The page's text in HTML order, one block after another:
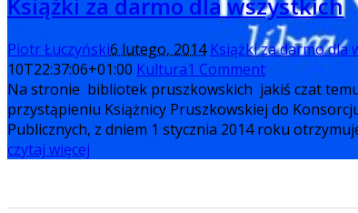
Piotr Łuczyński6 lutego, 2014 Książki za darmo dla
10T22:37:06+01:00 Kultura1 Comment
Na stronie bibliotek pruszkowskich jakiś czat
przystąpieniu Książnicy Pruszkowskiej do
Publicznych, z dniem 1 stycznia 2014 roku
czytaj więcej